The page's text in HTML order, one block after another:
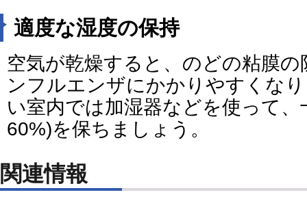
適度な湿度の保持
空気が乾燥すると、のどの粘膜
ンフルエンザにかかりやすくな
い室内では加湿器などを使って
60%)を保ちましょう。
関連情報